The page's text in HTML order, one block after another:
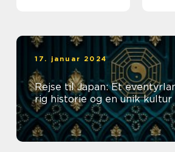
17. januar 2024
Rejse til Japan: Et
rig historie og en unik kultur